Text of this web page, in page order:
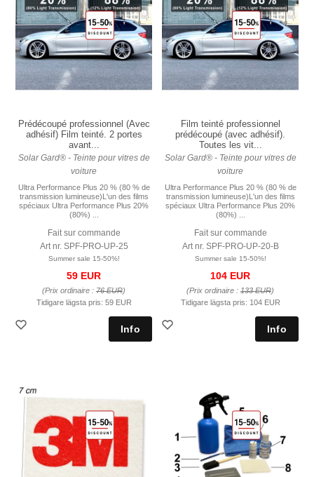
Prédécoupé professionnel (Avec
adhésif) Film teinté. 2 portes
avant...
Solar Gard® - Teinte pour vitres de
voiture
Ultra Performance Plus 20 % (80 % de
transmission lumineuse)L'un des films
spéciaux Ultra Performance Plus 20%
(80%) ...
Fait sur commande
Art nr. SPF-PRO-UP-25
Summer sale 15-50%!
59 EUR
(Prix ordinaire : 76 EUR)
Tidigare lägsta pris: 59 EUR
Film teinté professionnel
prédécoupé (avec adhésif).
Toutes les vit...
Solar Gard® - Teinte pour vitres de
voiture
Ultra Performance Plus 20 % (80 % de
transmission lumineuse)L'un des films
spéciaux Ultra Performance Plus 20%
(80%) ...
Fait sur commande
Art nr. SPF-PRO-UP-20-B
Summer sale 15-50%!
104 EUR
(Prix ordinaire : 133 EUR)
Tidigare lägsta pris: 104 EUR